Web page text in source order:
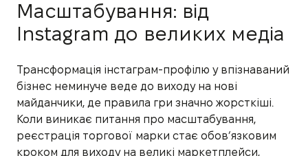
Масштабування: від
Instagram до великих медіа
Трансформація інстаграм-профілю у впізнаваний
бізнес неминуче веде до виходу на нові
майданчики, де правила гри значно жорсткіші.
Коли виникає питання про масштабування,
реєстрація торгової марки стає обов’язковим
кроком для виходу на великі маркетплейси,